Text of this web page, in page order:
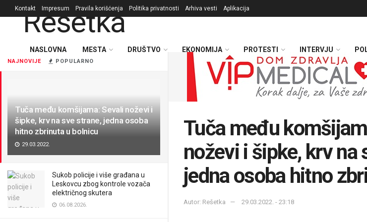
NAJNOVIJE POPULARNO
Tuča među komšijama: Sevali noževi i
šipke, krv na sve strane, jedna osoba
hitno zbrinuta u bolnicu
29.03.2022.
Sukob policije i više građana u
Leskovcu zbog kontrole vozača
električnog skutera
06.08.2026.
Kontakt Impresum Pravila korišćenja Politika privatnosti Arhiva vesti Aplikacija
NASLOVNA MESTA DRUŠTVO EKONOMIJA PROTESTI INTERVJU
Tuča među
noževi i šipke, krv na
jedna osoba hitno
Autor: Rešetka 29.03.2022. - 23:18